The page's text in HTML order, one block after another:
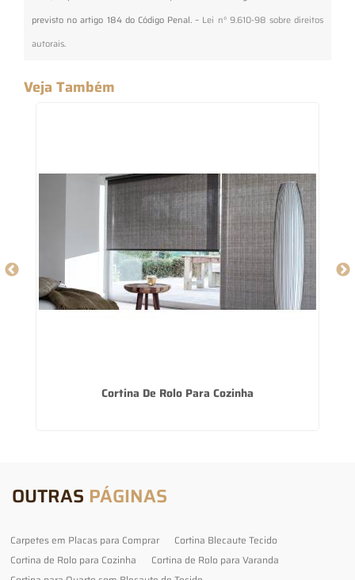
previsto no artigo 184 do Código Penal. – Lei n° 9.610-98 sobre direitos
autorais.
Veja Também
Cortina De Rolo Para Cozinha
OUTRAS PÁGINAS
Carpetes em Placas para Comprar
Cortina Blecaute Tecido
Cortina de Rolo para Cozinha
Cortina de Rolo para Varanda